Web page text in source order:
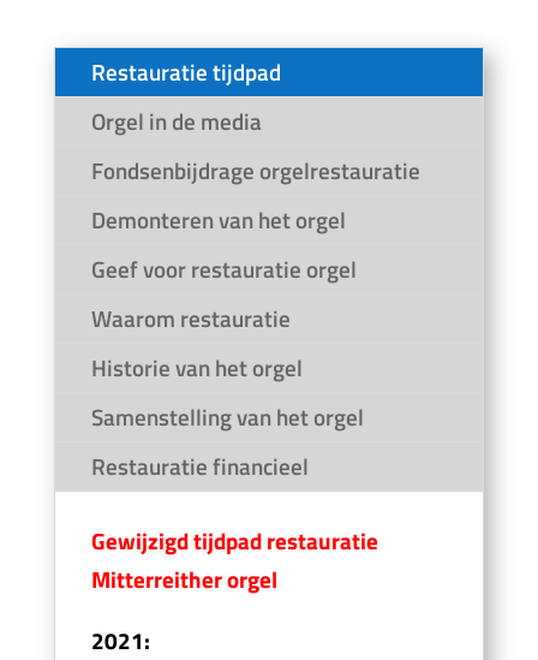
Restauratie tijdpad
Orgel in de media
Fondsenbijdrage orgelrestauratie
Demonteren van het orgel
Geef voor restauratie orgel
Waarom restauratie
Historie van het orgel
Samenstelling van het orgel
Restauratie financieel
Gewijzigd tijdpad restauratie
Mitterreither orgel
2021: